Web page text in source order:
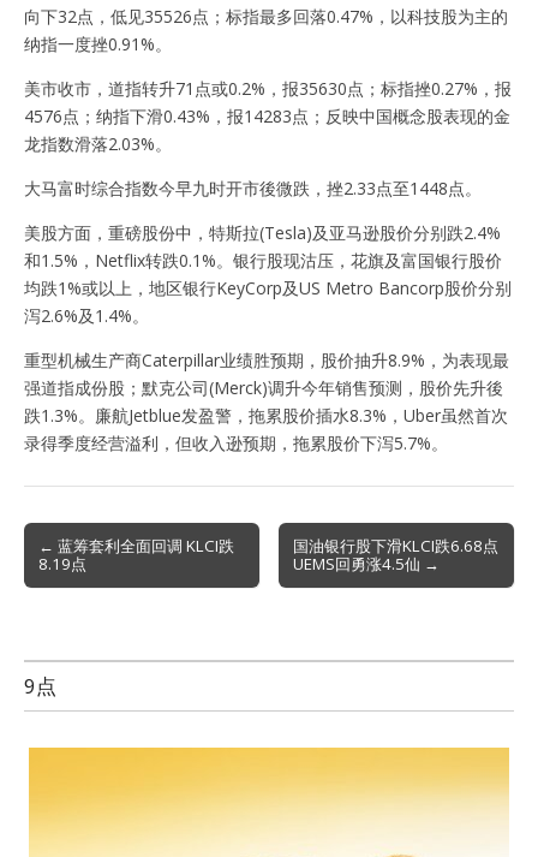
向下32点，低见35526点；标指最多回落0.47%，以科技股为主的
纳指一度挫0.91%。
美市收市，道指转升71点或0.2%，报35630点；标指挫0.27%，报
4576点；纳指下滑0.43%，报14283点；反映中国概念股表现的金
龙指数滑落2.03%。
大马富时综合指数今早九时开市後微跌，挫2.33点至1448点。
美股方面，重磅股份中，特斯拉(Tesla)及亚马逊股价分别跌2.4%
和1.5%，Netflix转跌0.1%。银行股现沽压，花旗及富国银行股价
均跌1%或以上，地区银行KeyCorp及US Metro Bancorp股价分别
泻2.6%及1.4%。
重型机械生产商Caterpillar业绩胜预期，股价抽升8.9%，为表现最
强道指成份股；默克公司(Merck)调升今年销售预测，股价先升後
跌1.3%。廉航Jetblue发盈警，拖累股价插水8.3%，Uber虽然首次
录得季度经营溢利，但收入逊预期，拖累股价下泻5.7%。
Post
navigation
← 蓝筹套利全面回调 KLCI跌
8.19点
国油银行股下滑KLCI跌6.68点
UEMS回勇涨4.5仙 →
9点